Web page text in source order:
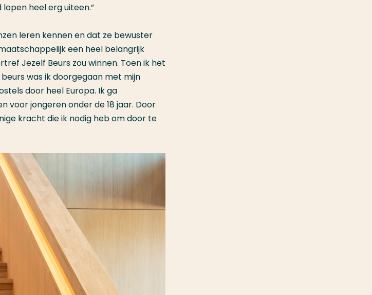
heel erg uiteen.”
leren kennen en dat ze bewuster
een heel belangrijk
Jezelf Beurs zou winnen. Toen ik het
was ik doorgegaan met mijn
door heel Europa. Ik ga
voor jongeren onder de 18 jaar. Door
kracht die ik nodig heb om door te